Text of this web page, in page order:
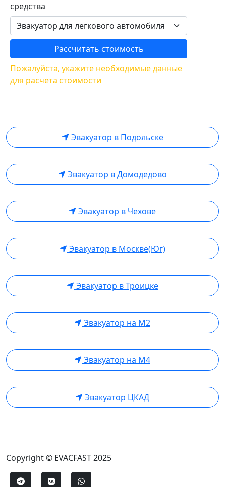
средства
Рассчитать стоимость
Пожалуйста, укажите необходимые данные
для расчета стоимости
Эвакуатор в Подольске
Эвакуатор в Домодедово
Эвакуатор в Чехове
Эвакуатор в Москве(Юг)
Эвакуатор в Троицке
Эвакуатор на М2
Эвакуатор на М4
Эвакуатор ЦКАД
Copyright © EVACFAST 2025